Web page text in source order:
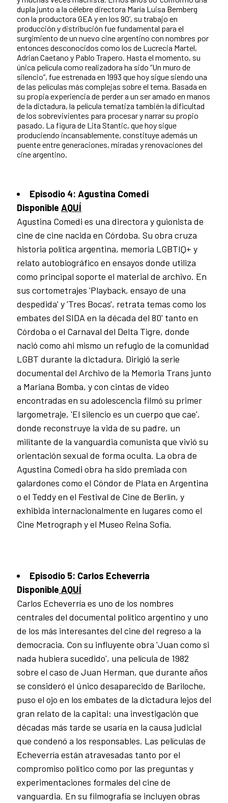
dupla junto a la célebre directora María Luisa Bemberg
con la productora GEA y en los 90’, su trabajo en
producción y distribución fue fundamental para el
surgimiento de un nuevo cine argentino con nombres por
entonces desconocidos como los de Lucrecia Martel,
Adrian Caetano y Pablo Trapero. Hasta el momento, su
única película como realizadora ha sido “Un muro de
silencio”, fue estrenada en 1993 que hoy sigue siendo una
de las películas más complejas sobre el tema. Basada en
su propia experiencia de perder a un ser amado en manos
de la dictadura, la película tematiza también la dificultad
de los sobrevivientes para procesar y narrar su propio
pasado. La figura de Lita Stantic, que hoy sigue
produciendo incansablemente, constituye además un
puente entre generaciones, miradas y renovaciones del
cine argentino.
Episodio 4: Agustina Comedi
Disponible AQUÍ
Agustina Comedi es una directora y guionista de
cine de cine nacida en Córdoba. Su obra cruza
historia política argentina, memoria LGBTIQ+ y
relato autobiográfico en ensayos donde utiliza
como principal soporte el material de archivo. En
sus cortometrajes 'Playback, ensayo de una
despedida' y 'Tres Bocas', retrata temas como los
embates del SIDA en la década del 80' tanto en
Córdoba o el Carnaval del Delta Tigre, donde
nació como ahi mismo un refugio de la comunidad
LGBT durante la dictadura. Dirigió la serie
documental del Archivo de la Memoria Trans junto
a Mariana Bomba, y con cintas de video
encontradas en su adolescencia filmó su primer
largometraje, 'El silencio es un cuerpo que cae',
donde reconstruye la vida de su padre, un
militante de la vanguardia comunista que vivió su
orientación sexual de forma oculta. La obra de
Agustina Comedi obra ha sido premiada con
galardones como el Cóndor de Plata en Argentina
o el Teddy en el Festival de Cine de Berlín, y
exhibida internacionalmente en lugares como el
Cine Metrograph y el Museo Reina Sofía.
Episodio 5: Carlos Echeverria
Disponible AQUÍ
Carlos Echeverría es uno de los nombres
centrales del documental político argentino y uno
de los más interesantes del cine del regreso a la
democracia. Con su influyente obra 'Juan como si
nada hubiera sucedido', una película de 1982
sobre el caso de Juan Herman, que durante años
se consideró el único desaparecido de Bariloche,
puso el ojo en los embates de la dictadura lejos del
gran relato de la capital: una investigación que
décadas más tarde se usaría en la causa judicial
que condenó a los responsables. Las películas de
Echeverría están atravesadas tanto por el
compromiso político como por las preguntas y
experimentaciones formales del cine de
vanguardia. En su filmografía se incluyen obras